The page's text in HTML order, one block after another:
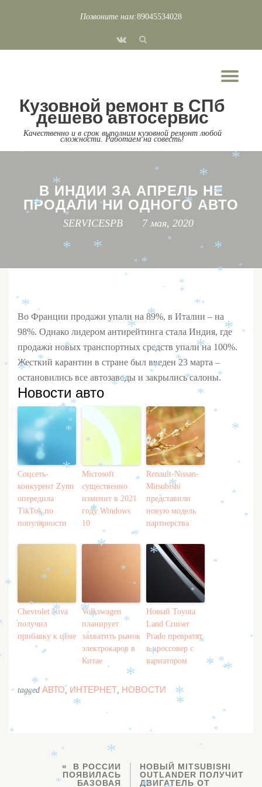
Позвоните нам:89045534028
fa-
Кузовной ремонт в СПб
дешево автосервис
Качественно и в срок выполним кузовной ремонт любой
сложности. Работаем на совесть!
В ИНДИИ ЗА АПРЕЛЬ НЕ
ПРОДАЛИ НИ ОДНОГО АВТО
SERVICESPB 7 мая, 2020
Во Франции продажи упали на 89%, в Италии – на
98%. Однако лидером антирейтинга стала Индия, где
продажи новых транспортных средств упали на 100%.
Жесткий карантин в стране был введен 23 марта –
остановились все автозаводы и закрылись салоны.
Новости авто
Соцсеть-
конкурент Zynn
опередила
TikTok по
популярности
Microsoft
существенно
изменит в 2021
году Windows
10
Renault-Nissan-
Mitsubishi
представили
новую модель
партнерства
Chevrolet Niva
получил
прибавку к цене
Volkswagen
планирует
захватить рынок
электрокаров в
Китае
Новый Toyota
Land Cruiser
Prado превратят
в кроссовер с
вариатором
tagged АВТО, ИНТЕРНЕТ, НОВОСТИ
В РОССИИ
ПОЯВИЛАСЬ
БАЗОВАЯ
НОВЫЙ MITSUBISHI
OUTLANDER ПОЛУЧИТ
ДВИГАТЕЛЬ ОТ
*
*
*
*
*
*
*
*
*
*
*
*
*
*
*
*
*
*
*
*
*
*
*
*
*
*
*
*
*
*
*
*
*
*
*
*
*
*
*
*
*
*
*
*
*
*
*
*
*
*
*
*
*
*
*
*
*
*
*
*
*
*
*
*
*
*
*
*
*
*
*
*
*
*
*
*
*
*
*
*
*
*
*
*
*
*
*
*
*
*
*
*
*
*
*
*
*
*
*
*
*
*
*
*
*
*
*
*
*
*
*
*
*
*
*
*
*
*
*
*
*
*
*
*
*
*
*
*
*
*
*
*
*
*
*
*
*
*
*
*
*